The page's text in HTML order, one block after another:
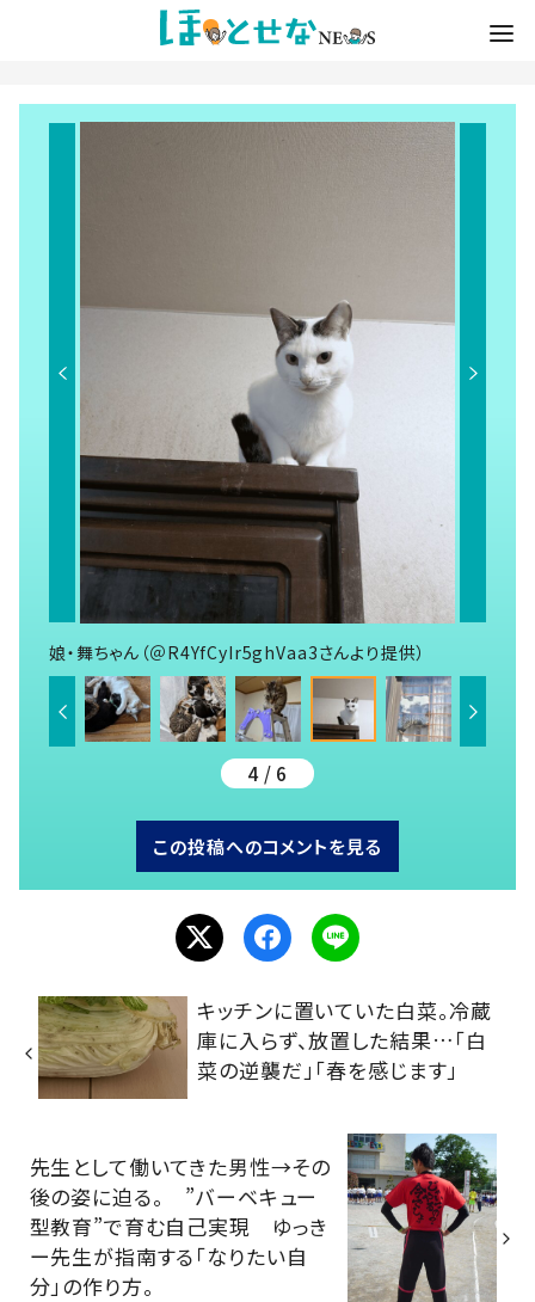
娘・舞ちゃん（＠R4YfCyIr5ghVaa3さんより提供）
4 / 6
この投稿へのコメントを見る
キッチンに置いていた白菜。冷蔵
庫に入らず、放置した結果…「白
菜の逆襲だ」「春を感じます」
先生として働いてきた男性→その
後の姿に迫る。 ”バーベキュー
型教育”で育む自己実現 ゆっき
ー先生が指南する「なりたい自
分」の作り方。